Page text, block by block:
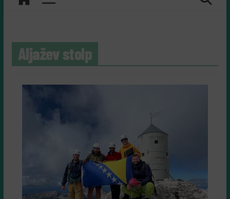
Aljažev stolp